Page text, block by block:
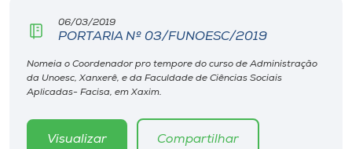
Editora
Rádio
06/03/2019
PORTARIA Nº 03/FUNOESC/2019
Nomeia o Coordenador pro tempore do curso de Administração
da Unoesc, Xanxerê, e da Faculdade de Ciências Sociais
Aplicadas- Facisa, em Xaxim.
Visualizar Compartilhar